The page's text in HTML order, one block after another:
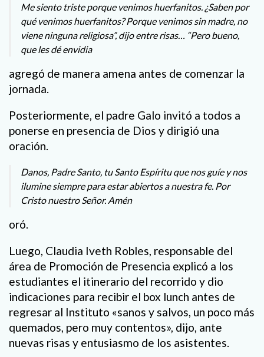
Me siento triste porque venimos huerfanitos. ¿Saben por
qué venimos huerfanitos? Porque venimos sin madre, no
viene ninguna religiosa”, dijo entre risas… “Pero bueno,
que les dé envidia
agregó de manera amena antes de comenzar la
jornada.
Posteriormente, el padre Galo invitó a todos a
ponerse en presencia de Dios y dirigió una
oración.
Danos, Padre Santo, tu Santo Espíritu que nos guíe y nos
ilumine siempre para estar abiertos a nuestra fe. Por
Cristo nuestro Señor. Amén
oró.
Luego, Claudia Iveth Robles, responsable del
área de Promoción de Presencia explicó a los
estudiantes el itinerario del recorrido y dio
indicaciones para recibir el box lunch antes de
regresar al Instituto «sanos y salvos, un poco más
quemados, pero muy contentos», dijo, ante
nuevas risas y entusiasmo de los asistentes.